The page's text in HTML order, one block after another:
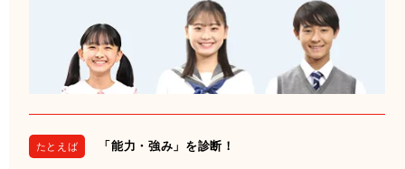
たとえば 「能力・強み」を診断！